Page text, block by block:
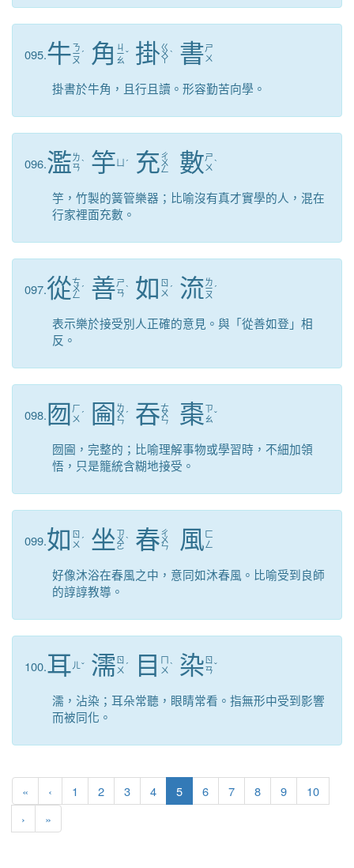
095.牛ㄋ
ㄧ
ㄡ
ˊ 角 ㄐ
ㄧ
ㄠ
ˇ 掛ㄍ
ㄨ
ㄚ
ˋ 書ㄕ
ㄨ
掛書於牛角，且行且讀。形容勤苦向學。
096.濫ㄌ
ㄢˋ 竽 ˊ 充ㄔ
ㄨ
ㄥ 數ㄕ
ㄨ ˋ
竽，竹製的簧管樂器；比喻沒有真才實學的人，混在
行家裡面充數。
097.從ㄘ
ㄨ
ㄥ
ˊ 善ㄕ
ㄢˋ 如 ㄖ
ㄨ ˊ 流ㄌ
ㄧ
ㄡ
ˊ
表示樂於接受別人正確的意見。與「從善如登」相
反。
098. 囫 ㄏ
ㄨ ˊ 圇 ㄌ
ㄨ
ㄣ
ˊ 吞ㄊ
ㄨ
ㄣ 棗ㄗ
ㄠˇ
囫圇，完整的；比喻理解事物或學習時，不細加領
悟，只是籠統含糊地接受。
099.如 ㄖ
ㄨ ˊ 坐 ㄗ
ㄨ
ㄛ
ˋ 春ㄔ
ㄨ
ㄣ 風 ㄈ
ㄥ
好像沐浴在春風之中，意同如沐春風。比喻受到良師
的諄諄教導。
100.耳 ㄦ ˇ 濡 ㄖ
ㄨ ˊ 目
ㄇ
ㄨ ˋ 染 ㄖ
ㄢˇ
濡，沾染；耳朵常聽，眼睛常看。指無形中受到影響
而被同化。
« 第一頁
‹ 上一頁
1 2 3 4 5(目前頁次)
6 7 8 9
10
› 下一頁
»